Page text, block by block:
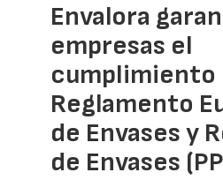
Envalora
empresas el
cumplimiento
Reglamento
de Envases y
de Envases